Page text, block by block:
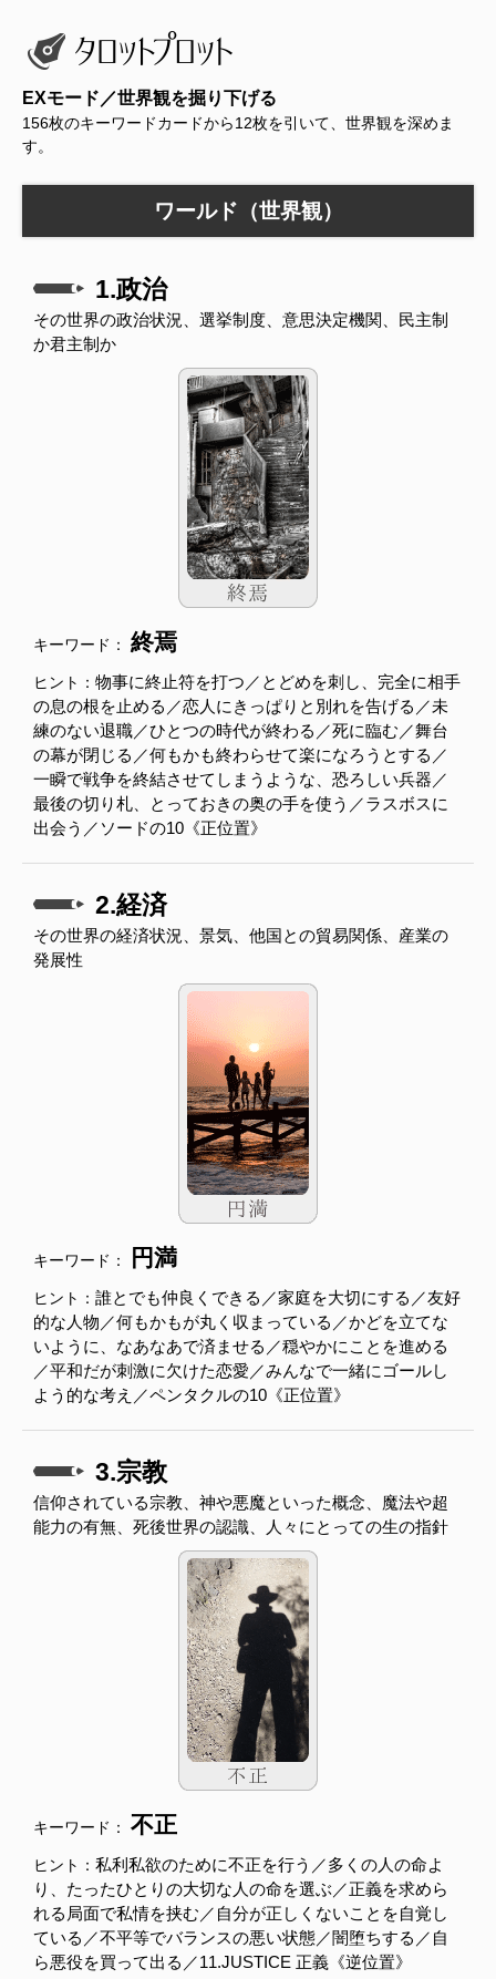
EXモード／世界観を掘り下げる
156枚のキーワードカードから12枚を引いて、世界観を深めま
す。
ワールド（世界観）
1.政治
その世界の政治状況、選挙制度、意思決定機関、民主制
か君主制か
キーワード： 終焉
ヒント： 物事に終止符を打つ／とどめを刺し、完全に相手
の息の根を止める／恋人にきっぱりと別れを告げる／未
練のない退職／ひとつの時代が終わる／死に臨む／舞台
の幕が閉じる／何もかも終わらせて楽になろうとする／
一瞬で戦争を終結させてしまうような、恐ろしい兵器／
最後の切り札、とっておきの奥の手を使う／ラスボスに
出会う／ソードの10《正位置》
2.経済
その世界の経済状況、景気、他国との貿易関係、産業の
発展性
キーワード： 円満
ヒント： 誰とでも仲良くできる／家庭を大切にする／友好
的な人物／何もかもが丸く収まっている／かどを立てな
いように、なあなあで済ませる／穏やかにことを進める
／平和だが刺激に欠けた恋愛／みんなで一緒にゴールし
よう的な考え／ペンタクルの10《正位置》
3.宗教
信仰されている宗教、神や悪魔といった概念、魔法や超
能力の有無、死後世界の認識、人々にとっての生の指針
キーワード： 不正
ヒント： 私利私欲のために不正を行う／多くの人の命よ
り、たったひとりの大切な人の命を選ぶ／正義を求めら
れる局面で私情を挟む／自分が正しくないことを自覚し
ている／不平等でバランスの悪い状態／闇堕ちする／自
ら悪役を買って出る／11.JUSTICE 正義《逆位置》